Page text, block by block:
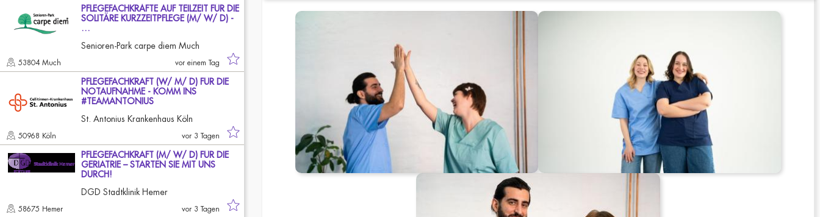
PFLEGEFACHKRÄFTE AUF TEILZEIT FÜR DIE
SOLITÄRE KURZZEITPFLEGE (M/ W/ D) -
…
Senioren-Park carpe diem Much
53804 Much vor einem Tag
PFLEGEFACHKRAFT (W/ M/ D) FÜR DIE
NOTAUFNAHME - KOMM INS
#TEAMANTONIUS
St. Antonius Krankenhaus Köln
50968 Köln vor 3 Tagen
PFLEGEFACHKRAFT (M/ W/ D) FÜR DIE
GERIATRIE – STARTEN SIE MIT UNS
DURCH!
DGD Stadtklinik Hemer
58675 Hemer vor 3 Tagen